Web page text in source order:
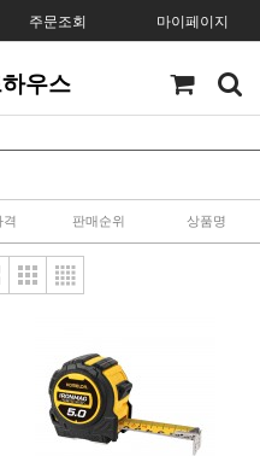
주문조회 마이페이지
우스
격 판매순위 상품명